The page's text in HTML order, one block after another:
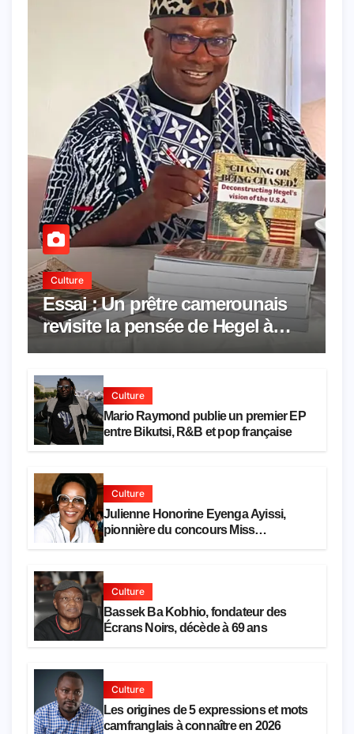
Culture
Essai : Un prêtre camerounais
revisite la pensée de Hegel à
travers le rêve américain
Culture
Mario Raymond publie un premier EP
entre Bikutsi, R&B et pop française
Culture
Julienne Honorine Eyenga Ayissi,
pionnière du concours Miss
Culture
Bassek Ba Kobhio, fondateur des
Écrans Noirs, décède à 69 ans
Culture
Les origines de 5 expressions et mots
camfranglais à connaître en 2026